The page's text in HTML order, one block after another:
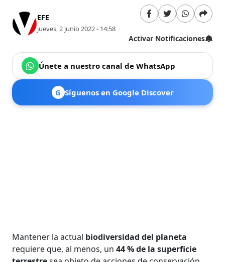
EFE
jueves, 2 junio 2022 - 14:58
Activar Notificaciones
Únete a nuestro canal de WhatsApp
G Síguenos en Google Discover
Mantener la actual biodiversidad del planeta
requiere que, al menos, un44 % de la superficie